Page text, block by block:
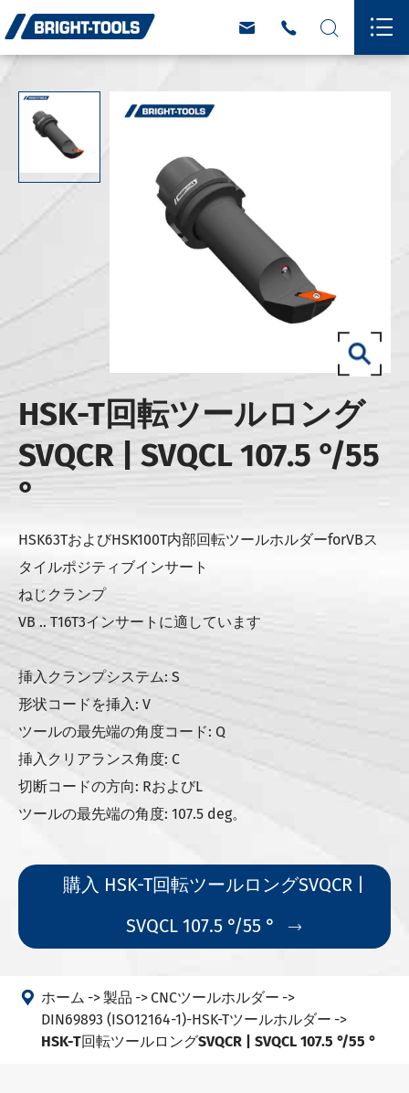
   
HSK-T回転ツールロング
SVQCR | SVQCL 107.5 °/55
°
HSK63TおよびHSK100T内部回転ツールホルダーforVBス
タイルポジティブインサート
ねじクランプ
VB .. T16T3インサートに適しています
挿入クランプシステム: S
形状コードを挿入: V
ツールの最先端の角度コード: Q
挿入クリアランス角度: C
切断コードの方向: RおよびL
ツールの最先端の角度: 107.5 deg。
購入 HSK-T回転ツールロングSVQCR |
SVQCL 107.5 °/55 °

 ホーム 製品
CNCツールホルダー
DIN69893 (ISO12164-1)-HSK-Tツールホルダー
HSK-T回転ツールロングSVQCR | SVQCL 107.5 °/55 °